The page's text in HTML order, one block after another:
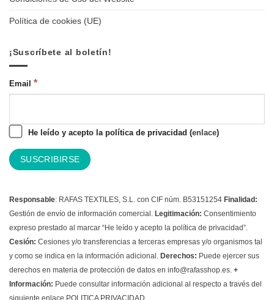
Política de cookies (UE)
¡Suscríbete al boletín!
Email *
He leído y acepto la política de privacidad (enlace)
Responsable: RAFAS TEXTILES, S.L. con CIF núm. B53151254 Finalidad:
Gestión de envío de información comercial. Legitimación: Consentimiento
expreso prestado al marcar “He leído y acepto la política de privacidad”.
Cesión: Cesiones y/o transferencias a terceras empresas y/o organismos tal
y como se indica en la información adicional. Derechos: Puede ejercer sus
derechos en materia de protección de datos en info@rafasshop.es. +
Información: Puede consultar información adicional al respecto a través del
siguiente enlace POLITICA PRIVACIDAD.